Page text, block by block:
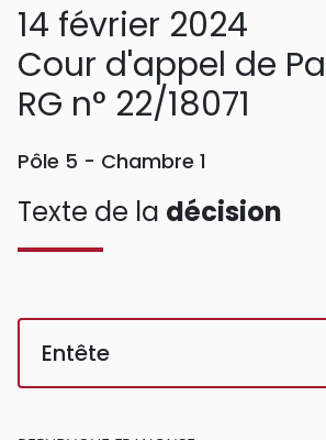
14 février 2024
Cour d'appel de
RG n° 22/18071
Pôle 5 - Chambre 1
Texte de la décision
Entête